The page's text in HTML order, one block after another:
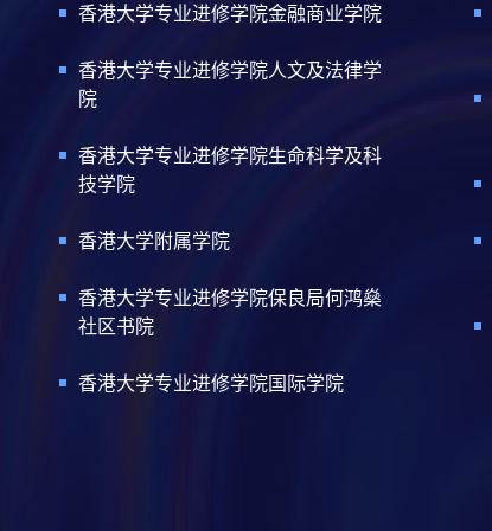
香港大学专业进修学院金融商业学院
香港大学专业进修学院人文及法律学
院
香港大学专业进修学院生命科学及科
技学院
香港大学附属学院
香港大学专业进修学院保良局何鸿燊
社区书院
香港大学专业进修学院国际学院